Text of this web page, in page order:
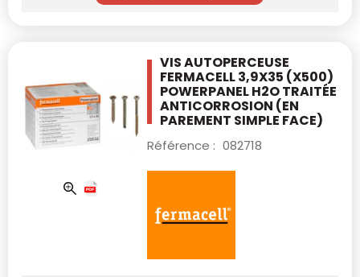
VIS AUTOPERCEUSE
FERMACELL 3,9X35 (X500)
POWERPANEL H2O TRAITÉE
ANTICORROSION (EN
PAREMENT SIMPLE FACE)
Référence : 082718